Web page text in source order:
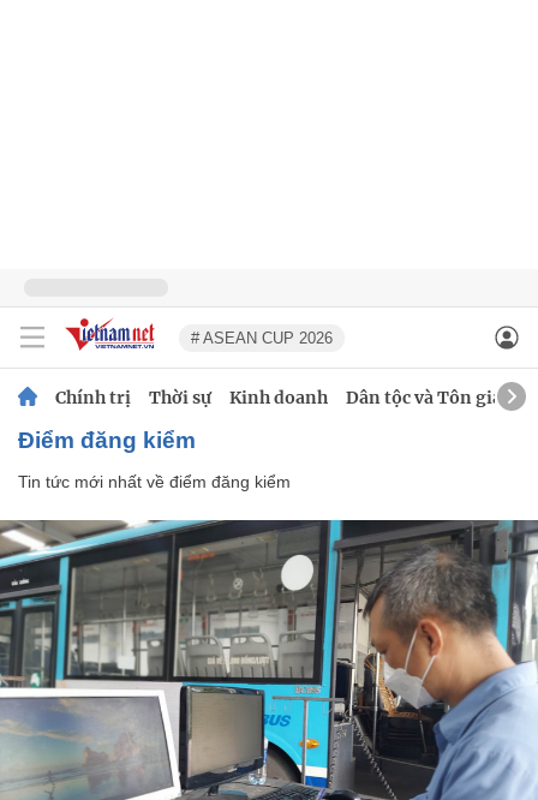
# ASEAN CUP 2026
Chính trị Thời sự Kinh doanh Dân tộc và Tôn giáo
điểm đăng kiểm
Tin tức mới nhất về điểm đăng kiểm